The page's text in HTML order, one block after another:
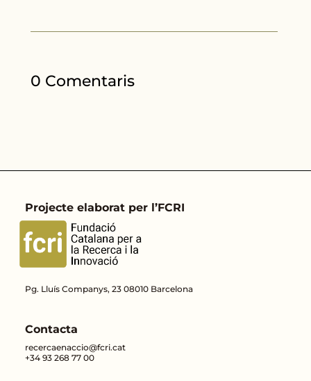
0 Comentaris
Projecte elaborat per l’FCRI
Pg. Lluís Companys, 23 08010 Barcelona
Contacta
recercaenaccio@fcri.cat
+34 93 268 77 00